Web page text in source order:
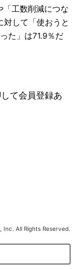
工数削減につな
して「使おうと
た」は71.9％だ
て会員登録あ
All Rights Reserved.